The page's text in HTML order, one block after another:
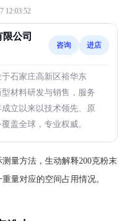
12:03:52
公司
咨询 进店
石家庄高新区裕华东
材料研发与销售，服务
立以来以技术领先、原
盖全球，专业权威。
量方法，生动解释200克粉末
量对应的空间占用情况。